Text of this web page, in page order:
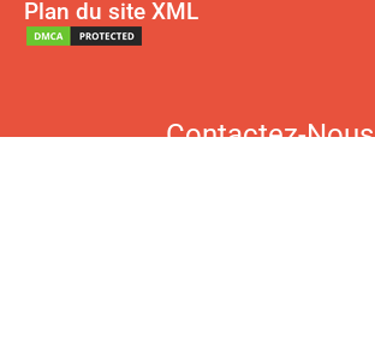
Plan du site XML
Contactez-Nous